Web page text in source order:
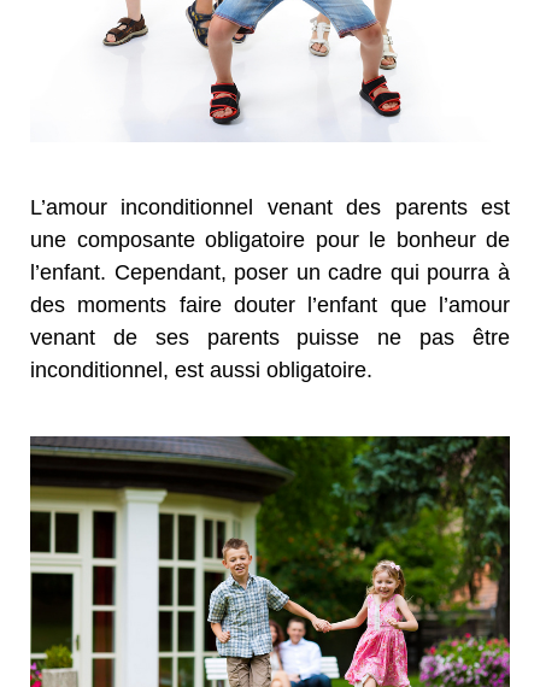
L’amour inconditionnel venant des parents est
une composante obligatoire pour le bonheur de
l’enfant. Cependant, poser un cadre qui pourra à
des moments faire douter l’enfant que l’amour
venant de ses parents puisse ne pas être
inconditionnel, est aussi obligatoire.